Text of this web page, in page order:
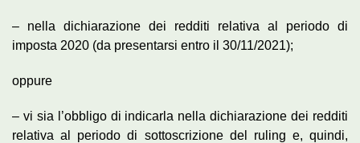
– nella dichiarazione dei redditi relativa al periodo di
imposta 2020 (da presentarsi entro il 30/11/2021);
oppure
– vi sia l’obbligo di indicarla nella dichiarazione dei redditi
relativa al periodo di sottoscrizione del ruling e, quindi,